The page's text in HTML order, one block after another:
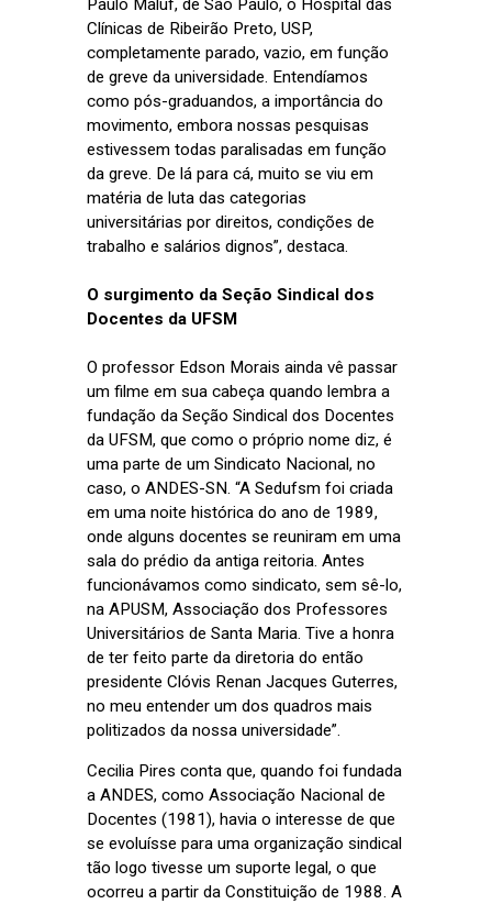
Paulo Maluf, de São Paulo, o Hospital das
Clínicas de Ribeirão Preto, USP,
completamente parado, vazio, em função
de greve da universidade. Entendíamos
como pós-graduandos, a importância do
movimento, embora nossas pesquisas
estivessem todas paralisadas em função
da greve. De lá para cá, muito se viu em
matéria de luta das categorias
universitárias por direitos, condições de
trabalho e salários dignos”, destaca.
O surgimento da Seção Sindical dos
Docentes da UFSM
O professor Edson Morais ainda vê passar
um filme em sua cabeça quando lembra a
fundação da Seção Sindical dos Docentes
da UFSM, que como o próprio nome diz, é
uma parte de um Sindicato Nacional, no
caso, o ANDES-SN. “A Sedufsm foi criada
em uma noite histórica do ano de 1989,
onde alguns docentes se reuniram em uma
sala do prédio da antiga reitoria. Antes
funcionávamos como sindicato, sem sê-lo,
na APUSM, Associação dos Professores
Universitários de Santa Maria. Tive a honra
de ter feito parte da diretoria do então
presidente Clóvis Renan Jacques Guterres,
no meu entender um dos quadros mais
politizados da nossa universidade”.
Cecilia Pires conta que, quando foi fundada
a ANDES, como Associação Nacional de
Docentes (1981), havia o interesse de que
se evoluísse para uma organização sindical
tão logo tivesse um suporte legal, o que
ocorreu a partir da Constituição de 1988. A